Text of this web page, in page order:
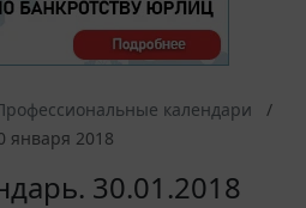
календари
января 2018
30.01.2018